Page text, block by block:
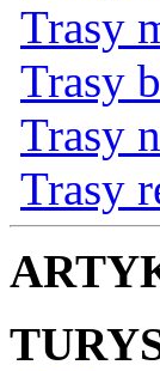
Trasy
Trasy
Trasy
Trasy